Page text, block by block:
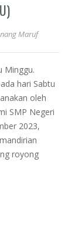
Maruf
Minggu.
hari Sabtu
oleh
SMP Negeri
2023,
royong